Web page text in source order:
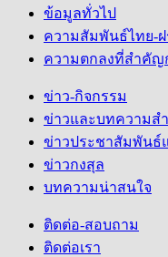
ข้อมูลทั่วไป
ความสัมพันธ์ไทย-ฝ
ความตกลงที่สำคัญ
ข่าว-กิจกรรม
ข่าวและบทความส
ข่าวประชาสัมพันธ์
ข่าวกงสุล
บทความน่าสนใจ
ติดต่อ-สอบถาม
ติดต่อเรา